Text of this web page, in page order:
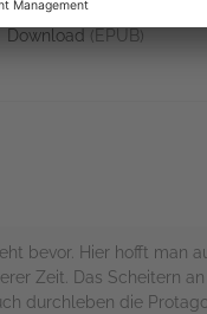
An Kindle senden
Download (EPUB)
bevor. Hier hofft man
Zeit. Das Scheitern
durchleben die